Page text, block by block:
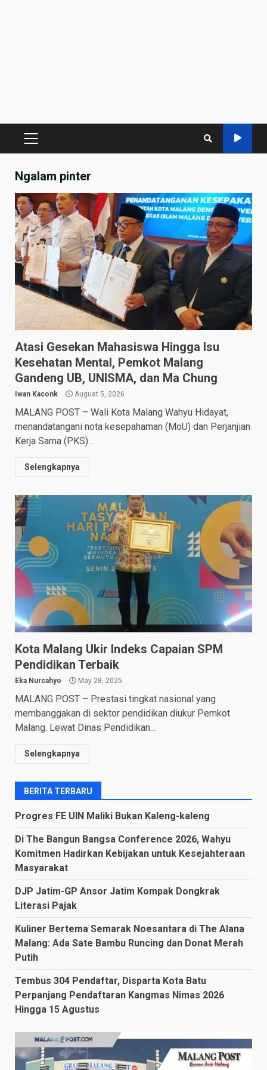
PRIMARY
Ngalam pinter
Atasi Gesekan Mahasiswa Hingga Isu
Kesehatan Mental, Pemkot Malang
Gandeng UB, UNISMA, dan Ma Chung
Iwan Kaconk August 5, 2026
MALANG POST – Wali Kota Malang Wahyu Hidayat,
menandatangani nota kesepahaman (MoU) dan Perjanjian
Kerja Sama (PKS)...
Selengkapnya
Kota Malang Ukir Indeks Capaian SPM
Pendidikan Terbaik
Eka Nurcahyo May 28, 2025
MALANG POST – Prestasi tingkat nasional yang
membanggakan di sektor pendidikan diukur Pemkot
Malang. Lewat Dinas Pendidikan...
Selengkapnya
BERITA TERBARU
Progres FE UIN Maliki Bukan Kaleng-kaleng
Di The Bangun Bangsa Conference 2026, Wahyu
Komitmen Hadirkan Kebijakan untuk Kesejahteraan
Masyarakat
DJP Jatim-GP Ansor Jatim Kompak Dongkrak
Literasi Pajak
Kuliner Bertema Semarak Noesantara di The Alana
Malang: Ada Sate Bambu Runcing dan Donat Merah
Putih
Tembus 304 Pendaftar, Disparta Kota Batu
Perpanjang Pendaftaran Kangmas Nimas 2026
Hingga 15 Agustus